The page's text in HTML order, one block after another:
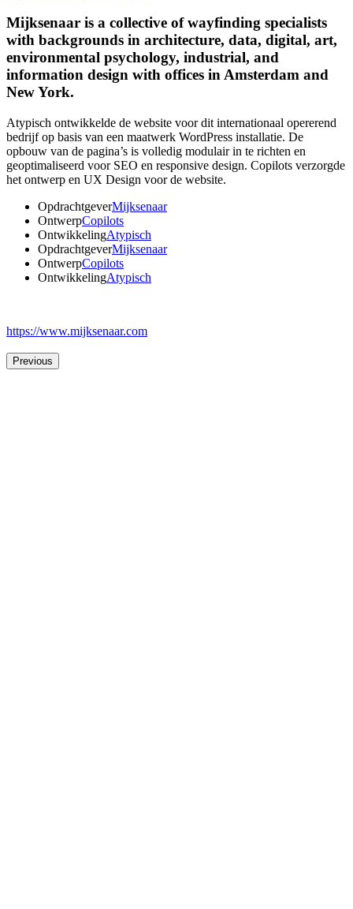
Mijksenaar is a collective of wayfinding specialists
with backgrounds in architecture, data, digital, art,
environmental psychology, industrial, and
information design with offices in Amsterdam and
New York.
Atypisch ontwikkelde de website voor dit internationaal opererend
bedrijf op basis van een maatwerk WordPress installatie. De
opbouw van de pagina’s is volledig modulair in te richten en
geoptimaliseerd voor SEO en responsive design. Copilots verzorgde
het ontwerp en UX Design voor de website.
OpdrachtgeverMijksenaar
OntwerpCopilots
OntwikkelingAtypisch
OpdrachtgeverMijksenaar
OntwerpCopilots
OntwikkelingAtypisch
https://www.mijksenaar.com
Previous